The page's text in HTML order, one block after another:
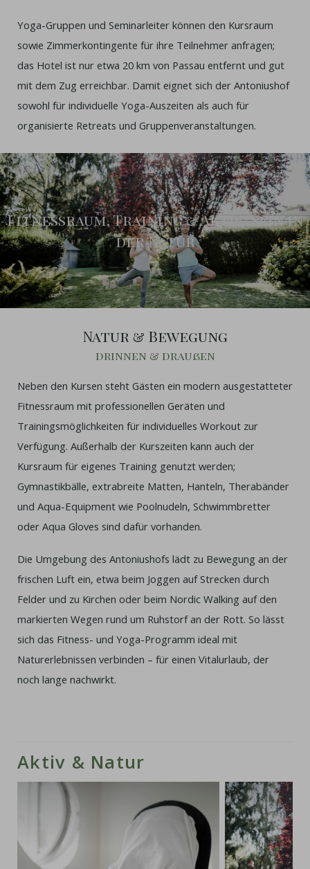
Yoga-Gruppen und Seminarleiter können den Kursraum
sowie Zimmerkontingente für ihre Teilnehmer anfragen;
das Hotel ist nur etwa 20 km von Passau entfernt und gut
mit dem Zug erreichbar. Damit eignet sich der Antoniushof
sowohl für individuelle Yoga-Auszeiten als auch für
organisierte Retreats und Gruppenveranstaltungen.
Fitnessraum, Training & Aktiv-Sein in
der Natur
Natur & Bewegung
drinnen & draußen
Neben den Kursen steht Gästen ein modern ausgestatteter
Fitnessraum mit professionellen Geräten und
Trainingsmöglichkeiten für individuelles Workout zur
Verfügung. Außerhalb der Kurszeiten kann auch der
Kursraum für eigenes Training genutzt werden;
Gymnastikbälle, extrabreite Matten, Hanteln, Therabänder
und Aqua-Equipment wie Poolnudeln, Schwimmbretter
oder Aqua Gloves sind dafür vorhanden.
Die Umgebung des Antoniushofs lädt zu Bewegung an der
frischen Luft ein, etwa beim Joggen auf Strecken durch
Felder und zu Kirchen oder beim Nordic Walking auf den
markierten Wegen rund um Ruhstorf an der Rott. So lässt
sich das Fitness- und Yoga-Programm ideal mit
Naturerlebnissen verbinden – für einen Vitalurlaub, der
noch lange nachwirkt.
Aktiv & Natur